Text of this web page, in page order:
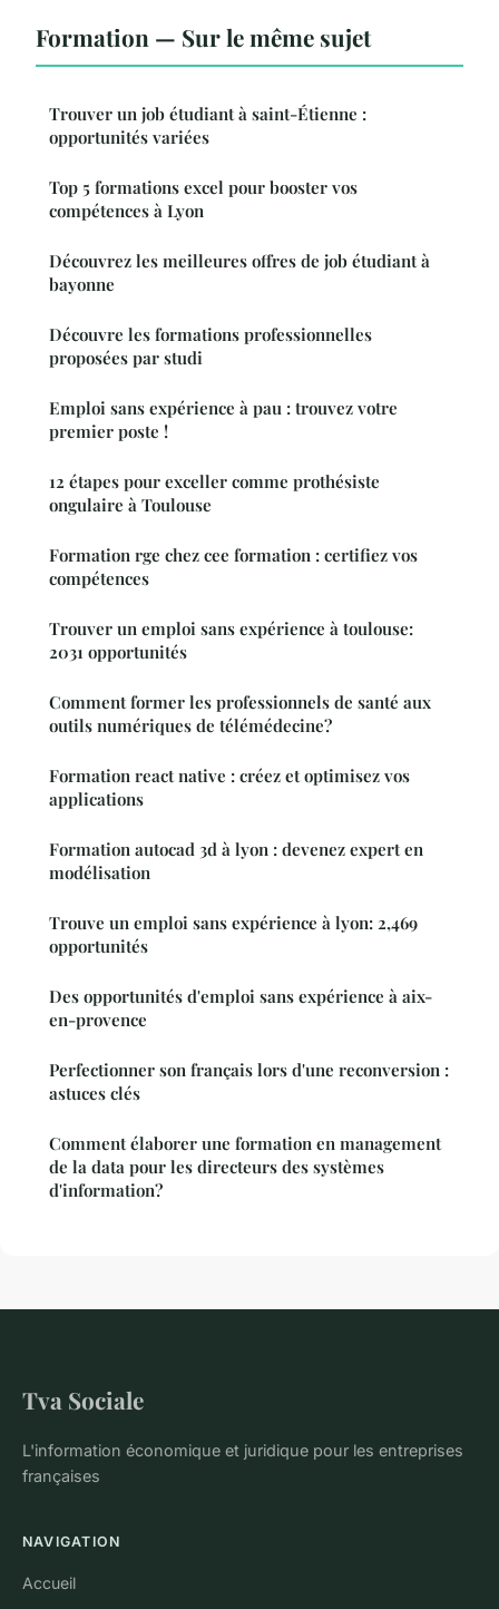
Formation — Sur le même sujet
Trouver un job étudiant à saint-Étienne :
opportunités variées
Top 5 formations excel pour booster vos
compétences à Lyon
Découvrez les meilleures offres de job étudiant à
bayonne
Découvre les formations professionnelles
proposées par studi
Emploi sans expérience à pau : trouvez votre
premier poste !
12 étapes pour exceller comme prothésiste
ongulaire à Toulouse
Formation rge chez cee formation : certifiez vos
compétences
Trouver un emploi sans expérience à toulouse:
2031 opportunités
Comment former les professionnels de santé aux
outils numériques de télémédecine?
Formation react native : créez et optimisez vos
applications
Formation autocad 3d à lyon : devenez expert en
modélisation
Trouve un emploi sans expérience à lyon: 2,469
opportunités
Des opportunités d'emploi sans expérience à aix-
en-provence
Perfectionner son français lors d'une reconversion :
astuces clés
Comment élaborer une formation en management
de la data pour les directeurs des systèmes
d'information?
Tva Sociale
L'information économique et juridique pour les entreprises
françaises
NAVIGATION
Accueil